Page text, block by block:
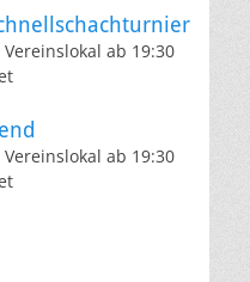
Vereinslokal ab 19:30
Vereinslokal ab 19:30